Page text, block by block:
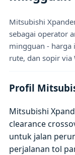
Mitsubishi
sebagai operator
mingguan - harga
rute, dan sopir via
Profil
Mitsubishi
clearance
untuk jalan
perjalanan tol